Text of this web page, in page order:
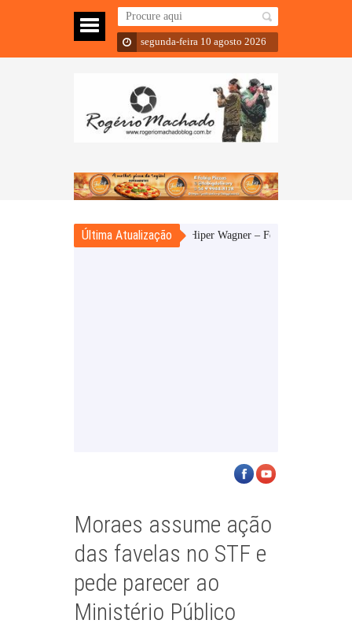
segunda-feira 10 agosto 2026
Última AtualizaçãoHiper Wagner – Feliz dia dos Pais
Moraes assume ação
das favelas no STF e
pede parecer ao
Ministério Público